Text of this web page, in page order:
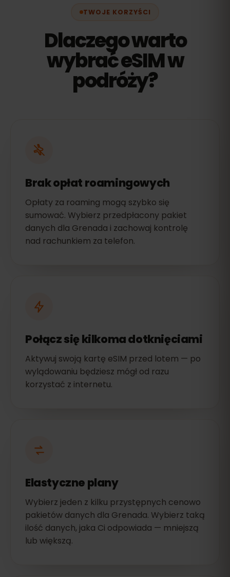
TWOJE KORZYŚCI
Dlaczego warto
wybrać eSIM w
podróży?
Brak opłat roamingowych
Opłaty za roaming mogą szybko się
sumować. Wybierz przedpłacony pakiet
danych dla Grenada i zachowaj kontrolę
nad rachunkiem za telefon.
Połącz się kilkoma dotknięciami
Aktywuj swoją kartę eSIM przed lotem — po
wylądowaniu będziesz mógł od razu
korzystać z internetu.
Elastyczne plany
Wybierz jeden z kilku przystępnych cenowo
pakietów danych dla Grenada. Wybierz taką
ilość danych, jaka Ci odpowiada — mniejszą
lub większą.